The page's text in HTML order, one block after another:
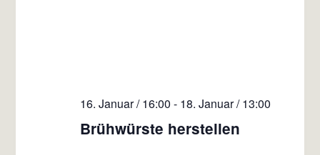
Brühwürste herstellen
16. Januar / 16:00 - 18. Januar / 13:00